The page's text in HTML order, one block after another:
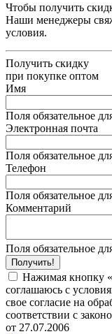
Чтобы получить
Наши менеджеры
условия.
Получить скидку
при покупке оптом
Имя
Поля обязательное
Электронная почта
Поля обязательное
Телефон
Поля обязательное
Комментарий
Поля обязательное
Получить!
Нажимая кнопку
соглашаюсь с
свое согласие на
соответствии с
от 27.07.2006